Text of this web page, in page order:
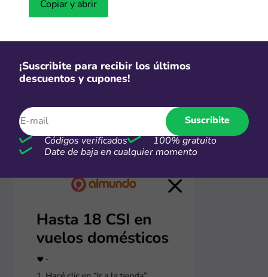
2. Visitá la tienda online
página de AlMundo donde aparecen las promos o
productos rebajados del momento. ¡Ahora podés
comprar con descuento inmediato!
Copiar y abrir
¡Suscribite para recibir los últimos
descuentos y cupones!
Suscribite
Códigos verificados
100% gratuito
Date de baja en cualquier momento